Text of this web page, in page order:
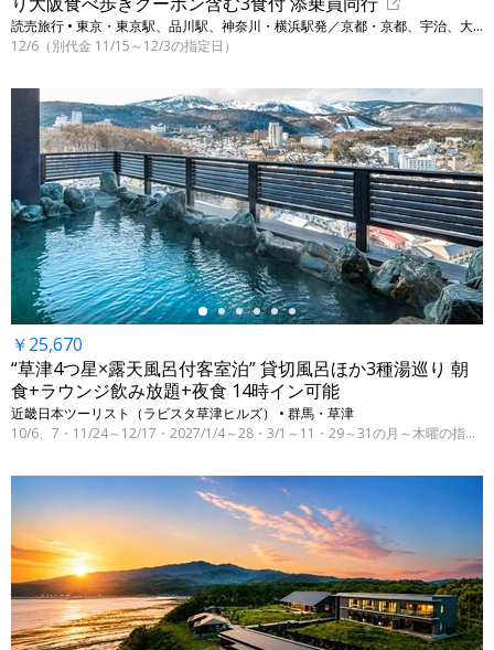
読売旅行 • 東京・東京駅、品川駅、神奈川・横浜駅発／京都・京都、宇治、大阪・大阪
12/6（別代金 11/15～12/3の指定日）
←
￥25,670
“草津4つ星×露天風呂付客室泊” 貸切風呂ほか3種湯巡り 朝
食+ラウンジ飲み放題+夜食 14時イン可能
近畿日本ツーリスト（ラビスタ草津ヒルズ） • 群馬・草津
10/6、7・11/24～12/17・2027/1/4～28・3/1～11・29～31の月～木曜の指定日